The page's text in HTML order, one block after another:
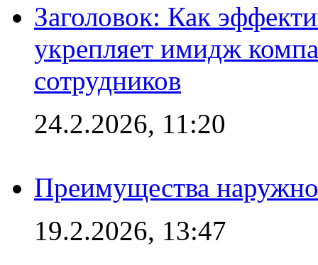
Заголовок: Как
укрепляет имидж
сотрудников
24.2.2026, 11:20
Преимущества
19.2.2026, 13:47